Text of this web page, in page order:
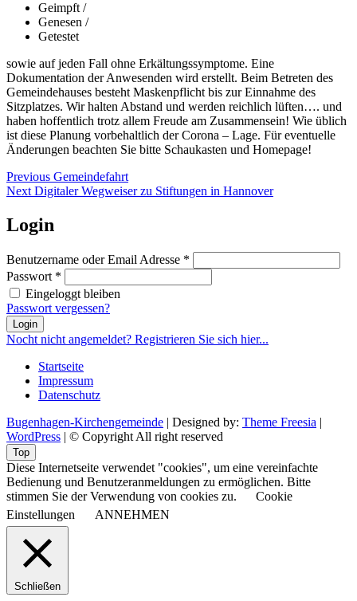
Geimpft /
Genesen /
Getestet
sowie auf jeden Fall ohne Erkältungssymptome. Eine
Dokumentation der Anwesenden wird erstellt. Beim Betreten des
Gemeindehauses besteht Maskenpflicht bis zur Einnahme des
Sitzplatzes. Wir halten Abstand und werden reichlich lüften…. und
haben hoffentlich trotz allem Freude am Zusammensein! Wie üblich
ist diese Planung vorbehaltlich der Corona – Lage. Für eventuelle
Änderungen beachten Sie bitte Schaukasten und Homepage!
Beitragsnavigation
Previous Previous
post:
Gemeindefahrt
Next Next
Digitaler Wegweiser zu Stiftungen in Hannover
Login
Benutzername oder Email Adresse *
Passwort *
Eingeloggt bleiben
Passwort vergessen?
Login
Nocht nicht angemeldet? Registrieren Sie sich hier...
Startseite
Impressum
Datenschutz
Bugenhagen-Kirchengemeinde | Designed by: Theme Freesia |
WordPress | © Copyright All right reserved
Top
Diese Internetseite verwendet "cookies", um eine vereinfachte
Bedienung und Benutzeranmeldungen zu ermöglichen. Bitte
stimmen Sie der Verwendung von cookies zu.
Cookie
Einstellungen
ANNEHMEN
Schließen